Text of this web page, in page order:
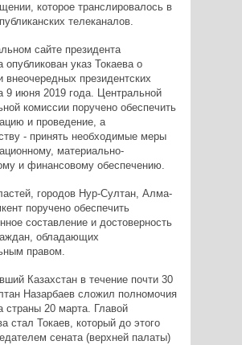
которое транслировалось в
телеканалов.
сайте президента
опубликован указ Токаева о
внеочередных президентских
9 июня 2019 года. Центральной
комиссии поручено обеспечить
и проведение, а
- принять необходимые меры
материально-
и финансовому обеспечению.
городов Нур-Султан, Алма-
поручено обеспечить
составление и достоверность
обладающих
правом.
Казахстан в течение почти 30
Назарбаев сложил полномочия
страны 20 марта. Главой
стал Токаев, который до этого
сената (верхней палаты)